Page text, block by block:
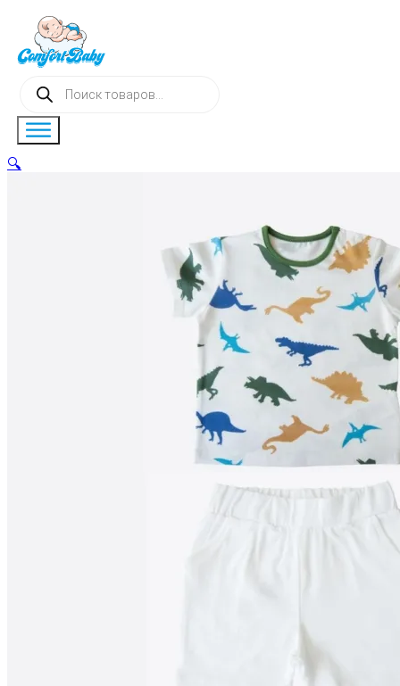
Поиск
товаров
🔍